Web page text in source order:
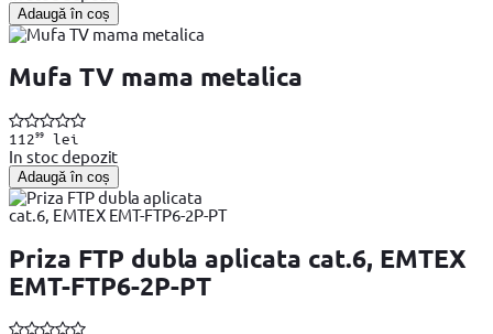
Adaugă în coș
Mufa TV mama metalica
11299lei
In stoc depozit
Adaugă în coș
Priza FTP dubla aplicata cat.6, EMTEX
EMT-FTP6-2P-PT